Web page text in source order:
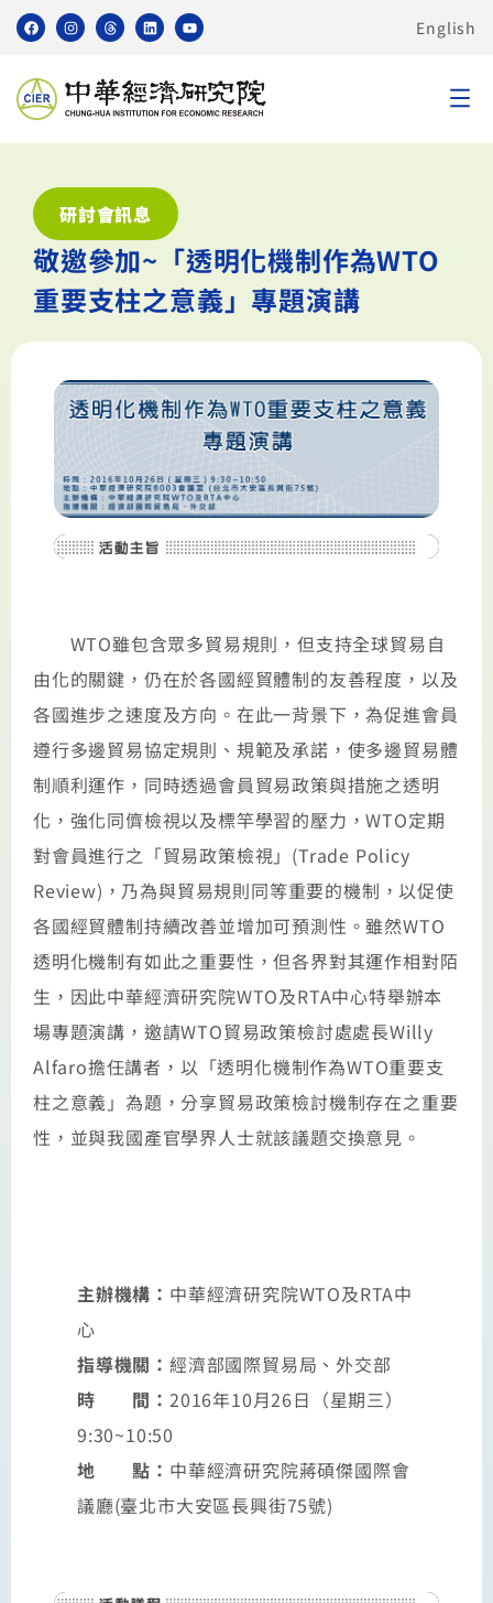
English
研討會訊息
敬邀參加~「透明化機制作為WTO
重要支柱之意義」專題演講
WTO雖包含眾多貿易規則，但支持全球貿易自
由化的關鍵，仍在於各國經貿體制的友善程度，以及
各國進步之速度及方向。在此一背景下，為促進會員
遵行多邊貿易協定規則、規範及承諾，使多邊貿易體
制順利運作，同時透過會員貿易政策與措施之透明
化，強化同儕檢視以及標竿學習的壓力，WTO定期
對會員進行之「貿易政策檢視」(Trade Policy
Review)，乃為與貿易規則同等重要的機制，以促使
各國經貿體制持續改善並增加可預測性。雖然WTO
透明化機制有如此之重要性，但各界對其運作相對陌
生，因此中華經濟研究院WTO及RTA中心特舉辦本
場專題演講，邀請WTO貿易政策檢討處處長Willy
Alfaro擔任講者，以「透明化機制作為WTO重要支
柱之意義」為題，分享貿易政策檢討機制存在之重要
性，並與我國產官學界人士就該議題交換意見。
主辦機構： 中華經濟研究院WTO及RTA中
心
指導機關： 經濟部國際貿易局、外交部
時 間： 2016年10月26日（星期三）
9:30~10:50
地 點： 中華經濟研究院蔣碩傑國際會
議廳(臺北市大安區長興街75號)